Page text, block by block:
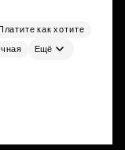
как хотите
Ещё